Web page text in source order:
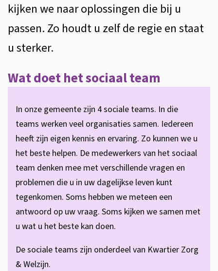
kijken we naar oplossingen die bij u
passen. Zo houdt u zelf de regie en staat
u sterker.
Wat doet het sociaal team
In onze gemeente zijn 4 sociale teams. In die
teams werken veel organisaties samen. Iedereen
heeft zijn eigen kennis en ervaring. Zo kunnen we u
het beste helpen. De medewerkers van het sociaal
team denken mee met verschillende vragen en
problemen die u in uw dagelijkse leven kunt
tegenkomen. Soms hebben we meteen een
antwoord op uw vraag. Soms kijken we samen met
u wat u het beste kan doen.
De sociale teams zijn onderdeel van Kwartier Zorg
& Welzijn.